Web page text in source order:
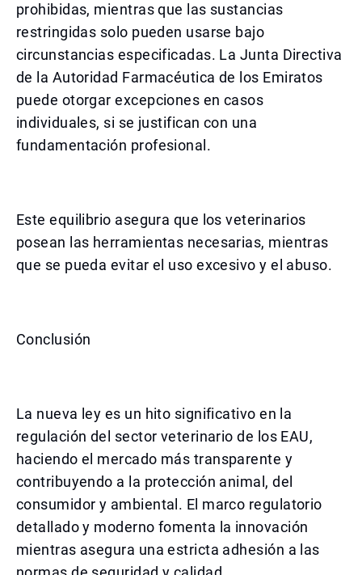
prohibidas, mientras que las sustancias
restringidas solo pueden usarse bajo
circunstancias especificadas. La Junta Directiva
de la Autoridad Farmacéutica de los Emiratos
puede otorgar excepciones en casos
individuales, si se justifican con una
fundamentación profesional.
Este equilibrio asegura que los veterinarios
posean las herramientas necesarias, mientras
que se pueda evitar el uso excesivo y el abuso.
Conclusión
La nueva ley es un hito significativo en la
regulación del sector veterinario de los EAU,
haciendo el mercado más transparente y
contribuyendo a la protección animal, del
consumidor y ambiental. El marco regulatorio
detallado y moderno fomenta la innovación
mientras asegura una estricta adhesión a las